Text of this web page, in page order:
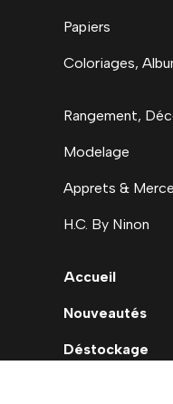
Papiers
Coloriages,
Rangement,
Modelage
Apprets &
H.C. By Ninon
Accueil
Nouveautés
Déstockage